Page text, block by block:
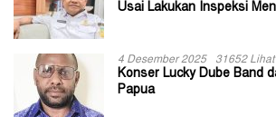
Usai Lakukan Inspeksi
4 Desember 2025 31652 Lihat
Konser Lucky Dube Band
Papua